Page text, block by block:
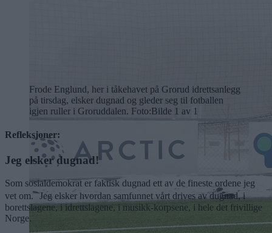
Frode Englund, her i tåkehavet på Grorud idrettsanlegg
på tirsdag, elsker dugnad og gleder seg til fotballen
igjen ruller i Groruddalen. Foto:Bilde 1 av 1
Refleksjoner:
Jeg elsker dugnad!
Som sosialdemokrat er faktisk dugnad ett av de fineste ordene jeg
vet om. Jeg elsker hvordan samfunnet vårt drives av dugnad, i
borettslagene, i idrettslagene, i musikk-korpsene, i hele det frivillige
Norge.